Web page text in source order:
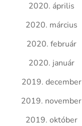
2020. április
2020. március
2020. február
2020. január
2019. december
2019. november
2019. október